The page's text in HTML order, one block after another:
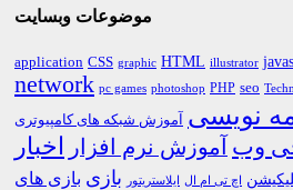
موضوعات وبسایت
application CSS graphic HTML illustrator
network pc games photoshop PHP seo
نویسی آموزش شبکه های کامپیوتری
وب آموزش نرم افزار اخبار
اچ تی ام ال ایلاستریتور بازی بازی های